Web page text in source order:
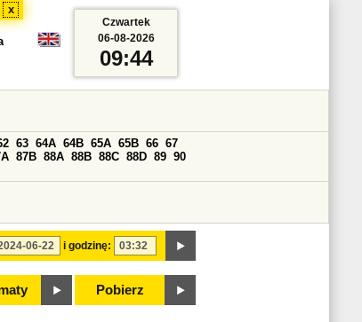
x
i godzinę:
63 64A 64B 65A 65B 66 67
87B 88A 88B 88C 88D 89 90
Pobierz
Czwartek
06-08-2026
09:44